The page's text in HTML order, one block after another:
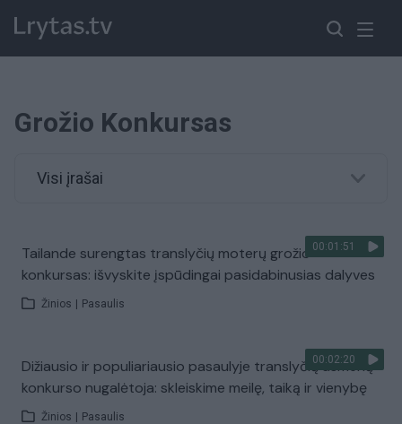
Grožio Konkursas
Visi įrašai
00:01:51
Tailande surengtas translyčių moterų grožio
konkursas: išvyskite įspūdingai pasidabinusias dalyves
Žinios Pasaulis
00:02:20
Dižiausio ir populiariausio pasaulyje translyčių asmenų
konkurso nugalėtoja: skleiskime meilę, taiką ir vienybę
Žinios Pasaulis